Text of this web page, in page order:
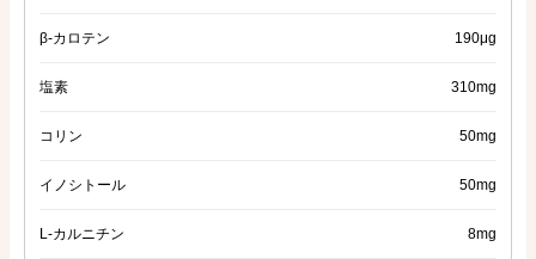
β-カロテン 190μg
塩素 310mg
コリン 50mg
イノシトール 50mg
L-カルニチン 8mg